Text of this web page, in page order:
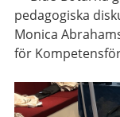
pedagogiska
Monica
för